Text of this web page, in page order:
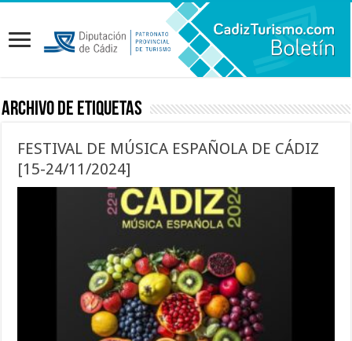
Archivo de etiquetas
FESTIVAL DE MÚSICA ESPAÑOLA DE CÁDIZ
[15-24/11/2024]